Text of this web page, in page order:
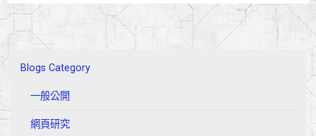
分
頁
Blogs Category
一般公開
網頁研究